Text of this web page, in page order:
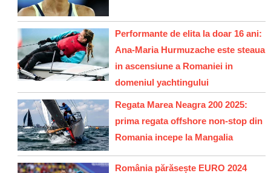
Performante de elita la doar 16 ani:
Ana-Maria Hurmuzache este steaua
in ascensiune a Romaniei in
domeniul yachtingului
Regata Marea Neagra 200 2025:
prima regata offshore non-stop din
Romania incepe la Mangalia
România părăsește EURO 2024